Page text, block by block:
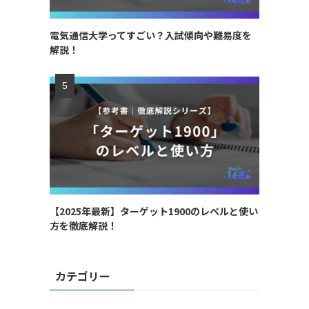
電気通信大学ってすごい？入試傾向や難易度を
解説！
【2025年最新】ターゲット1900のレベルと使い
方を徹底解説！
カテゴリー